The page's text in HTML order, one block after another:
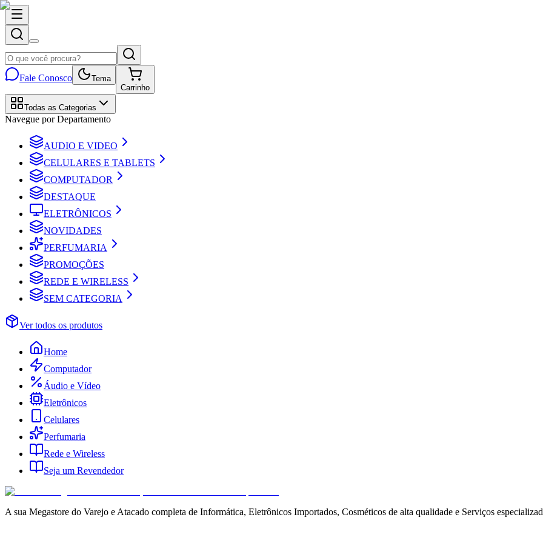
Fale Conosco
Tema
Carrinho
Todas as Categorias
Navegue por Departamento
AUDIO E VIDEO
CELULARES E TABLETS
COMPUTADOR
DESTAQUE
ELETRÔNICOS
NOVIDADES
PERFUMARIA
PROMOÇÕES
REDE E WIRELESS
SEM CATEGORIA
Ver todos os produtos
Home
Computador
Áudio e Vídeo
Eletrônicos
Celulares
Perfumaria
Rede e Wireless
Seja um Revendedor
A sua Megastore do Varejo e Atacado completa de Informática, Eletrônicos Importados, Cosméticos de alta qualidade e Serviços